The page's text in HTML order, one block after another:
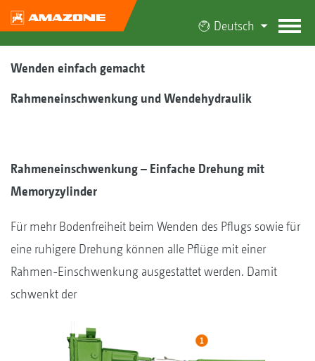
Deutsch
Wenden einfach gemacht
Rahmeneinschwenkung und Wendehydraulik
Rahmeneinschwenkung – Einfache Drehung mit
Memoryzylinder
Für mehr Bodenfreiheit beim Wenden des Pflugs sowie für
eine ruhigere Drehung können alle Pflüge mit einer
Rahmen-Einschwenkung ausgestattet werden. Damit
schwenkt der